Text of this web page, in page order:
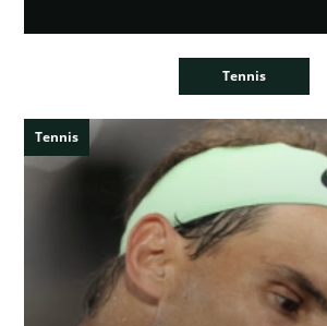
Tennis
Tennis